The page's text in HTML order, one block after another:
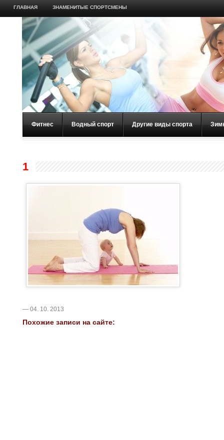
ГЛАВНАЯ ЗНАМЕНИТЫЕ СПОРТСМЕНЫ
Фитнес Водный спорт Другие виды спорта
1
— 04. 10. 2013
Похожие записи на сайте: